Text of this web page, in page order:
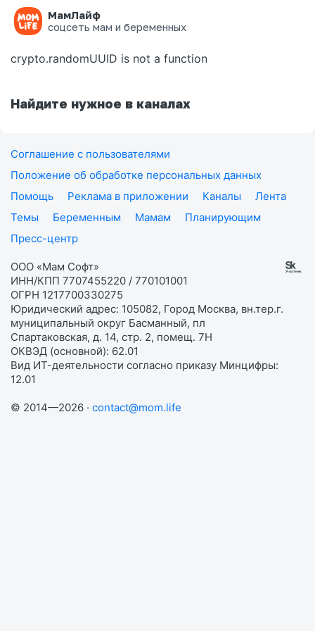
МамЛайф
соцсеть мам и беременных
Ошибка на странице
crypto.randomUUID is not a function
Найдите нужное в каналах
Соглашение с пользователями
Положение об обработке персональных данных
Помощь
Реклама в приложении Каналы
Лента
Темы
Беременным Мамам
Планирующим
Пресс-центр
ООО «Мам Софт»
ИНН/КПП 7707455220 / 770101001
ОГРН 1217700330275
Юридический адрес: 105082, Город Москва, вн.тер.г.
муниципальный округ Басманный, пл
Спартаковская, д. 14, стр. 2, помещ. 7Н
ОКВЭД (основной): 62.01
Вид ИТ-деятельности согласно приказу Минцифры:
12.01
© 2014—2026 · contact@mom.life